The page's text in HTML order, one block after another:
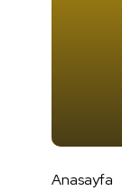
Anasayfa